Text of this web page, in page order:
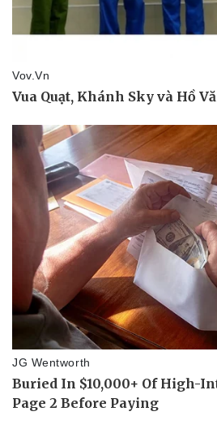
Thể thao
Bóng đá
Lịch thi đấu bóng đá
Thế giới thể thao
Hậu trường
Ô tô
Ô tô
Xe